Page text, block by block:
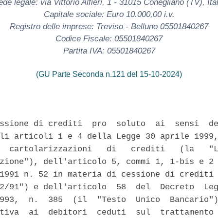
legale: via Vittorio Alfieri, 1 - 31015 Conegliano (TV),
Capitale sociale: Euro 10.000,00 i.v.
Registro delle imprese: Treviso - Belluno 05501840267
Codice Fiscale: 05501840267
Partita IVA: 05501840267
(GU Parte Seconda n.121 del 15-10-2024)